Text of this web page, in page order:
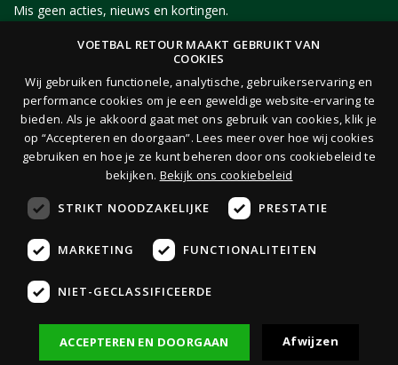
Mis geen acties, nieuws en kortingen.
Je ontvangt 1x per maand per e-mail van ons een nieuwsbrief op het door jou opgegeven
e-mailadres. Lees hier onze privacy- en cookieverklaring.
Veiligboeken
VOETBAL RETOUR MAAKT GEBRUIKT VAN
COOKIES
Wij gebruiken functionele, analytische, gebruikerservaring en
performance cookies om je een geweldige website-ervaring te
bieden. Als je akkoord gaat met ons gebruik van cookies, klik je
op “Accepteren en doorgaan”. Lees meer over hoe wij cookies
gebruiken en hoe je ze kunt beheren door ons cookiebeleid te
bekijken. Bekijk ons cookiebeleid
STRIKT NOODZAKELIJKE PRESTATIE
MARKETING FUNCTIONALITEITEN
NIET-GECLASSIFICEERDE
ACCEPTEREN EN DOORGAAN Afwijzen